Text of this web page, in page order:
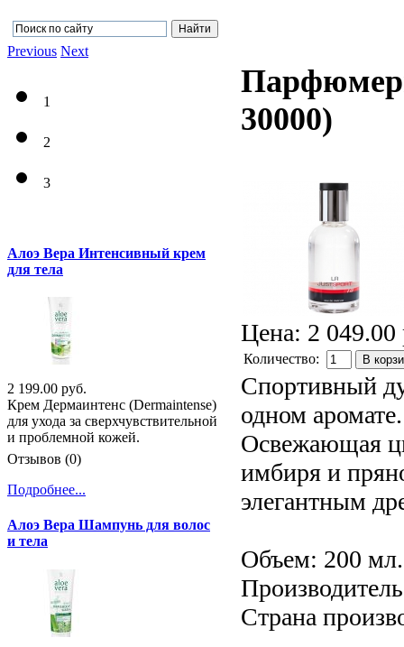
30000)
Цена: 2 049.00
Количество: В
Спортивный
одном аромате.
Освежающая
имбиря и
элегантным
Объем: 200 мл.
Страна
Previous Next
1
2
3
Алоэ Вера Интенсивный крем
для тела
2 199.00 руб.
Крем Дермаинтенс (Dermaintense)
для ухода за сверхчувствительной
и проблемной кожей.
Отзывов (0)
Подробнее...
Алоэ Вера Шампунь для волос
и тела